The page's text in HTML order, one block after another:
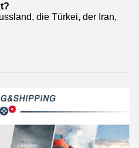
die Türkei, der Iran,